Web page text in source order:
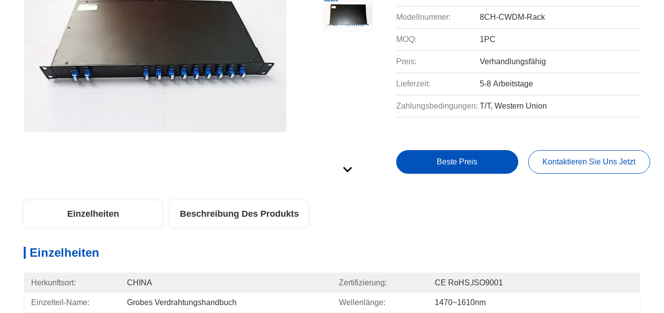
Modellnummer: 8CH-CWDM-Rack
MOQ: 1PC
Preis: Verhandlungsfähig
Lieferzeit: 5-8 Arbeitstage
Zahlungsbedingungen: T/T, Western Union
Beste Preis Kontaktieren Sie Uns Jetzt
Einzelheiten Beschreibung Des Produkts
Einzelheiten
Herkunftsort: CHINA Zertifizierung: CE RoHS,ISO9001
Einzelteil-Name: Grobes Verdrahtungshandbuch Wellenlänge: 1470~1610nm